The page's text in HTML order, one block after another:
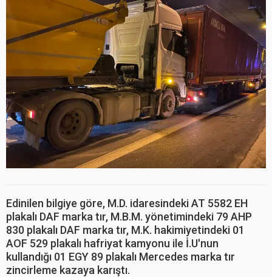
Edinilen bilgiye göre, M.D. idaresindeki AT 5582 EH
plakalı DAF marka tır, M.B.M. yönetimindeki 79 AHP
830 plakalı DAF marka tır, M.K. hakimiyetindeki 01
AOF 529 plakalı hafriyat kamyonu ile İ.U'nun
kullandığı 01 EGY 89 plakalı Mercedes marka tır
zincirleme kazaya karıştı.